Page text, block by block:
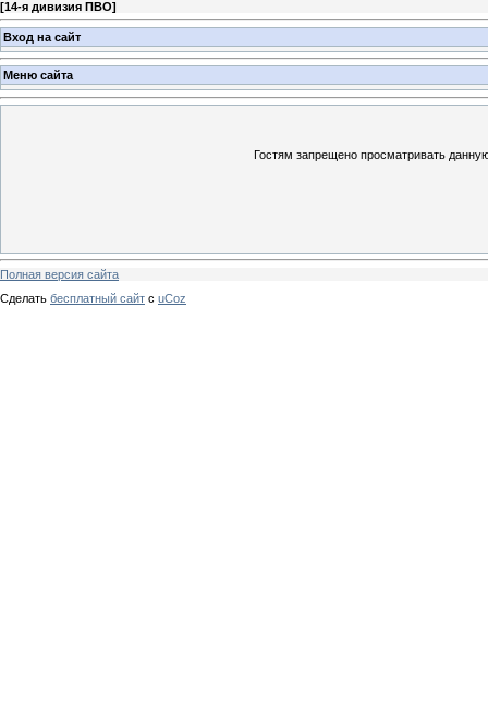
[14-я дивизия ПВО]
Вход на сайт
Меню сайта
Гостям запрещено просматривать
Полная версия сайта
Сделать бесплатный сайт с uCoz